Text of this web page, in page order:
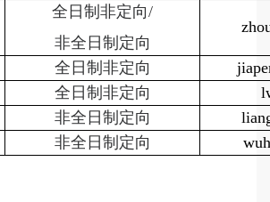
全日制非定向/
非全日制定向
全日制非定向
全日制非定向
非全日制定向
非全日制定向